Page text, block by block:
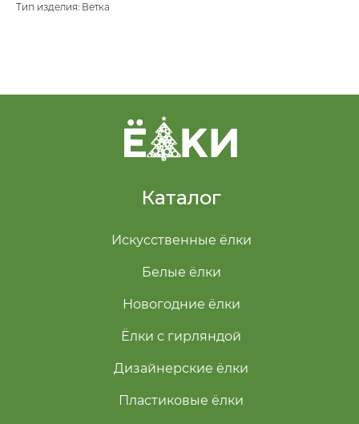
Тип изделия: Ветка
Каталог
Искусственные ёлки
Белые ёлки
Новогодние ёлки
Ёлки с гирляндой
Дизайнерские ёлки
Пластиковые ёлки